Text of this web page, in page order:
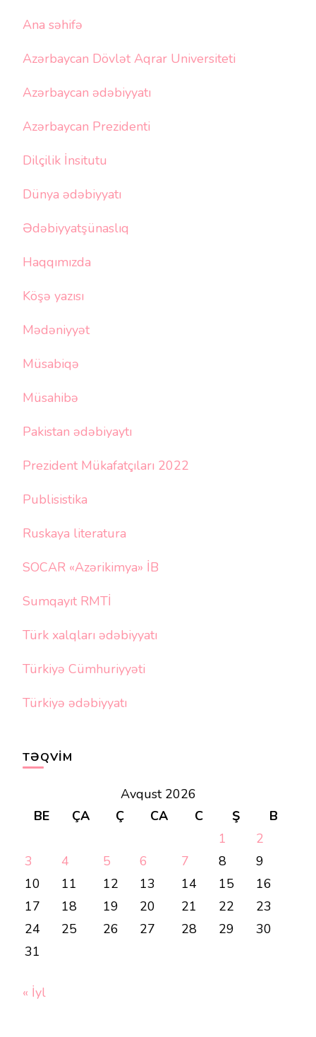
Ana səhifə
Azərbaycan Dövlət Aqrar Universiteti
Azərbaycan ədəbiyyatı
Azərbaycan Prezidenti
Dilçilik İnsitutu
Dünya ədəbiyyatı
Ədəbiyyatşünaslıq
Haqqımızda
Köşə yazısı
Mədəniyyət
Müsabiqə
Müsahibə
Pakistan ədəbiyaytı
Prezident Mükafatçıları 2022
Publisistika
Ruskaya literatura
SOCAR «Azərikimya» İB
Sumqayıt RMTİ
Türk xalqları ədəbiyyatı
Türkiyə Cümhuriyyəti
Türkiyə ədəbiyyatı
TƏQVIM
Avqust 2026
BE
ÇA Ç CA C Ş
B
1
2
3
4 5 6 7 8
9
10
11 12 13 14 15
16
17
18 19 20 21 22
23
24
25 26 27 28 29
30
31
« İyl